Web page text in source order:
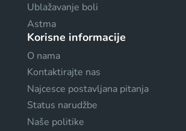
Ublažavanje boli
Astma
Korisne informacije
O nama
Kontaktirajte nas
Najcesce postavljana pitanja
Status narudžbe
Naše politike